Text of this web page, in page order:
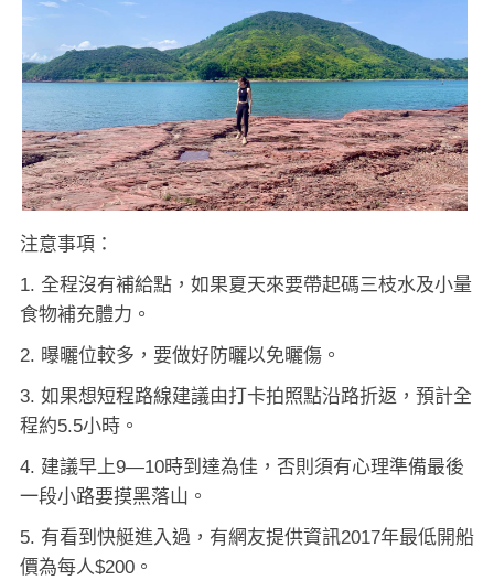
注意事項：
1. 全程沒有補給點，如果夏天來要帶起碼三枝水及小量
食物補充體力。
2. 曝曬位較多，要做好防曬以免曬傷。
3. 如果想短程路線建議由打卡拍照點沿路折返，預計全
程約5.5小時。
4. 建議早上9—10時到達為佳，否則須有心理準備最後
一段小路要摸黑落山。
5. 有看到快艇進入過，有網友提供資訊2017年最低開船
價為每人$200。